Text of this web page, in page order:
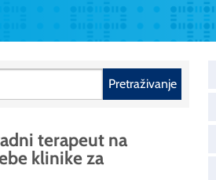
Pretraživanje
terapeut na
klinike za